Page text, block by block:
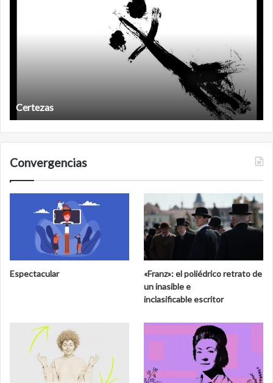
Años después
Convergencias
Espectacular
«Franz»: el poliédrico retrato de
un inasible e
inclasificable escritor